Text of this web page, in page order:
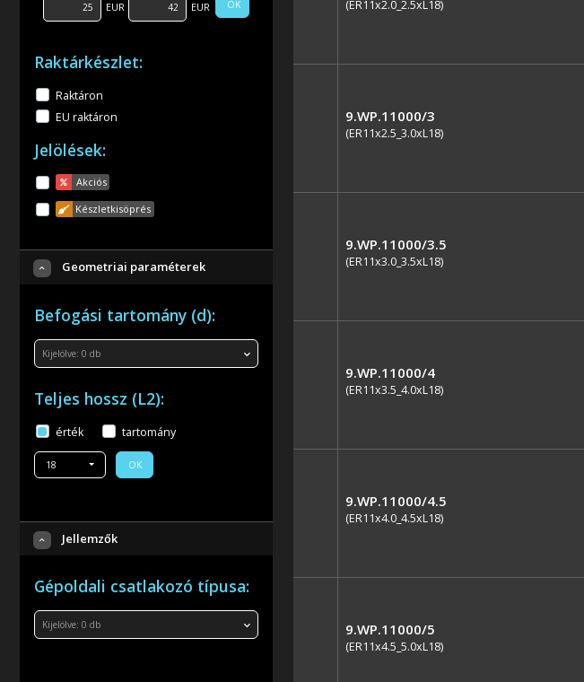
EUR EUR OK
Raktárkészlet:
Raktáron
EU raktáron
Jelölések:
Akciós
Készletkisöprés
Geometriai paraméterek
Befogási tartomány (d):
Kijelölve:0 db
Teljes hossz (L2):
érték tartomány
18 OK
Jellemzők
Gépoldali csatlakozó típusa:
Kijelölve:0 db
(ER11x2.0_2.5xL18)
9.WP.11000/3
(ER11x2.5_3.0xL18)
9.WP.11000/3.5
(ER11x3.0_3.5xL18)
9.WP.11000/4
(ER11x3.5_4.0xL18)
9.WP.11000/4.5
(ER11x4.0_4.5xL18)
9.WP.11000/5
(ER11x4.5_5.0xL18)